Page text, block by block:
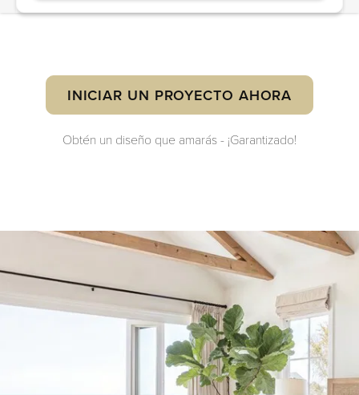
INICIAR UN PROYECTO AHORA
Obtén un diseño que amarás - ¡Garantizado!